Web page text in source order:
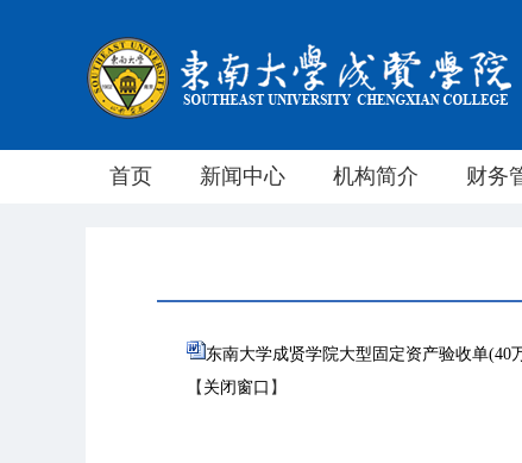
首页 新闻中心 机构简介 财务
东南大学成贤学院大型固定资产验收单(40
【 关闭窗口 】